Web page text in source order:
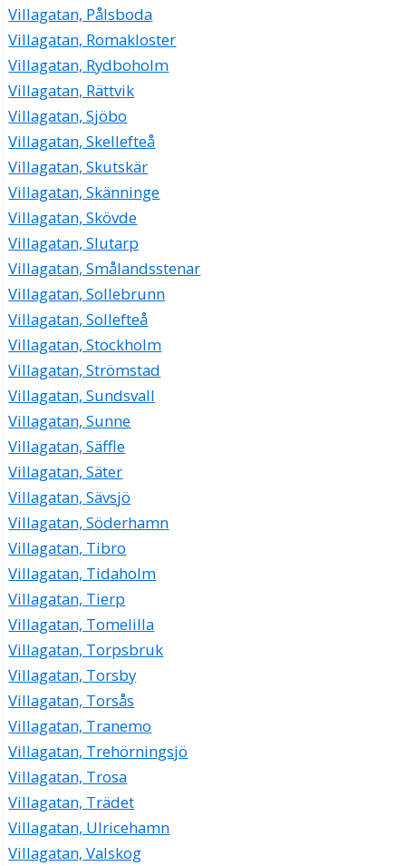
Villagatan, Pålsboda
Villagatan, Romakloster
Villagatan, Rydboholm
Villagatan, Rättvik
Villagatan, Sjöbo
Villagatan, Skellefteå
Villagatan, Skutskär
Villagatan, Skänninge
Villagatan, Skövde
Villagatan, Slutarp
Villagatan, Smålandsstenar
Villagatan, Sollebrunn
Villagatan, Sollefteå
Villagatan, Stockholm
Villagatan, Strömstad
Villagatan, Sundsvall
Villagatan, Sunne
Villagatan, Säffle
Villagatan, Säter
Villagatan, Sävsjö
Villagatan, Söderhamn
Villagatan, Tibro
Villagatan, Tidaholm
Villagatan, Tierp
Villagatan, Tomelilla
Villagatan, Torpsbruk
Villagatan, Torsby
Villagatan, Torsås
Villagatan, Tranemo
Villagatan, Trehörningsjö
Villagatan, Trosa
Villagatan, Trädet
Villagatan, Ulricehamn
Villagatan, Valskog